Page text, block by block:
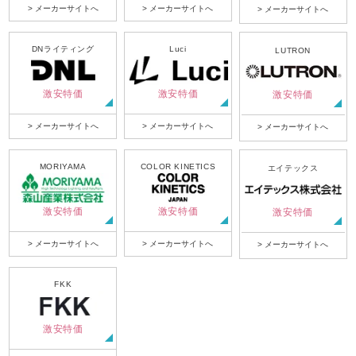
> メーカーサイトへ > メーカーサイトへ > メーカーサイトへ
DNライティング
激安特価
> メーカーサイトへ
Luci
激安特価
> メーカーサイトへ
LUTRON
激安特価
> メーカーサイトへ
MORIYAMA
激安特価
> メーカーサイトへ
COLOR KINETICS
激安特価
> メーカーサイトへ
エイテックス
激安特価
> メーカーサイトへ
FKK
激安特価